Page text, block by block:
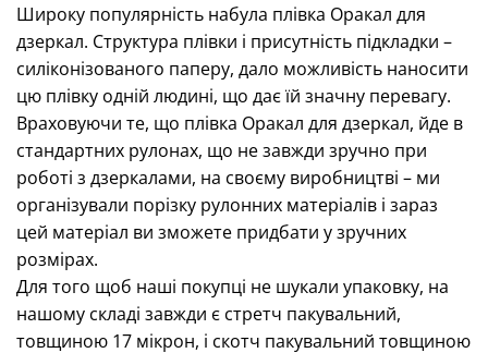
Широку популярність набула плівка Оракал для
дзеркал. Структура плівки і присутність підкладки –
силіконізованого паперу, дало можливість наносити
цю плівку одній людині, що дає їй значну перевагу.
Враховуючи те, що плівка Оракал для дзеркал, йде в
стандартних рулонах, що не завжди зручно при
роботі з дзеркалами, на своєму виробництві – ми
організували порізку рулонних матеріалів і зараз
цей матеріал ви зможете придбати у зручних
розмірах.
Для того щоб наші покупці не шукали упаковку, на
нашому складі завжди є стретч пакувальний,
товщиною 17 мікрон, і скотч пакувальний товщиною